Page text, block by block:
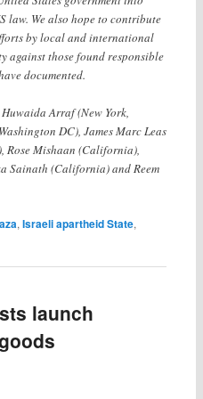
law. We also hope to contribute
by local and international
against those found responsible
documented.
Arraf (New York,
DC), James Marc Leas
Rose Mishaan (California),
Sainath (California) and Reem
, Israeli apartheid State,
launch